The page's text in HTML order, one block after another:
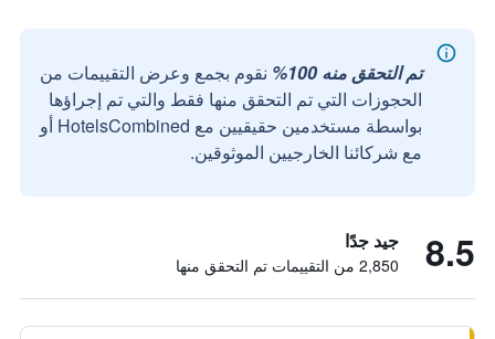
تم التحقق منه 100%
نقوم بجمع وعرض التقييمات من
الحجوزات التي تم التحقق منها فقط والتي تم إجراؤها
بواسطة مستخدمين حقيقيين مع HotelsCombined أو
مع شركائنا الخارجيين الموثوقين.
8.5 جيد جدًا
2,850 من التقييمات تم التحقق منها